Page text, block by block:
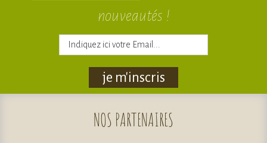
nouveautés !
je m'inscris
NOS PARTENAIRES